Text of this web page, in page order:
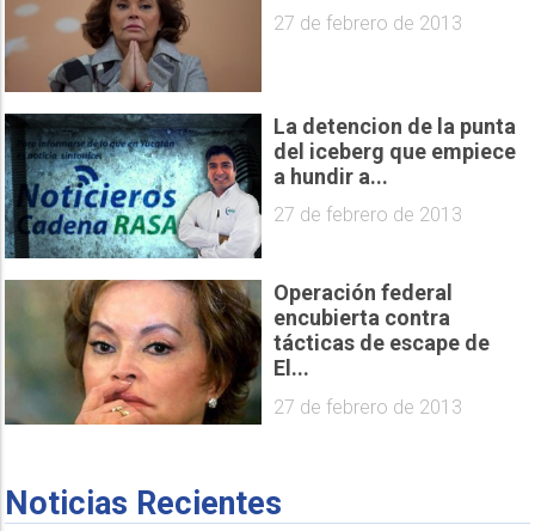
27 de febrero de 2013
La detencion de la punta
del iceberg que empiece
a hundir a...
27 de febrero de 2013
Operación federal
encubierta contra
tácticas de escape de
El...
27 de febrero de 2013
Noticias Recientes